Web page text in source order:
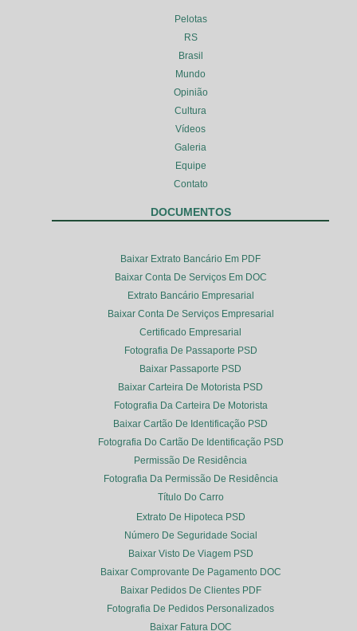
Pelotas
RS
Brasil
Mundo
Opinião
Cultura
Vídeos
Galeria
Equipe
Contato
DOCUMENTOS
Baixar Extrato Bancário Em PDF
Baixar Conta De Serviços Em DOC
Extrato Bancário Empresarial
Baixar Conta De Serviços Empresarial
Certificado Empresarial
Fotografia De Passaporte PSD
Baixar Passaporte PSD
Baixar Carteira De Motorista PSD
Fotografia Da Carteira De Motorista
Baixar Cartão De Identificação PSD
Fotografia Do Cartão De Identificação PSD
Permissão De Residência
Fotografia Da Permissão De Residência
Título Do Carro
Extrato De Hipoteca PSD
Número De Seguridade Social
Baixar Visto De Viagem PSD
Baixar Comprovante De Pagamento DOC
Baixar Pedidos De Clientes PDF
Fotografia De Pedidos Personalizados
Baixar Fatura DOC